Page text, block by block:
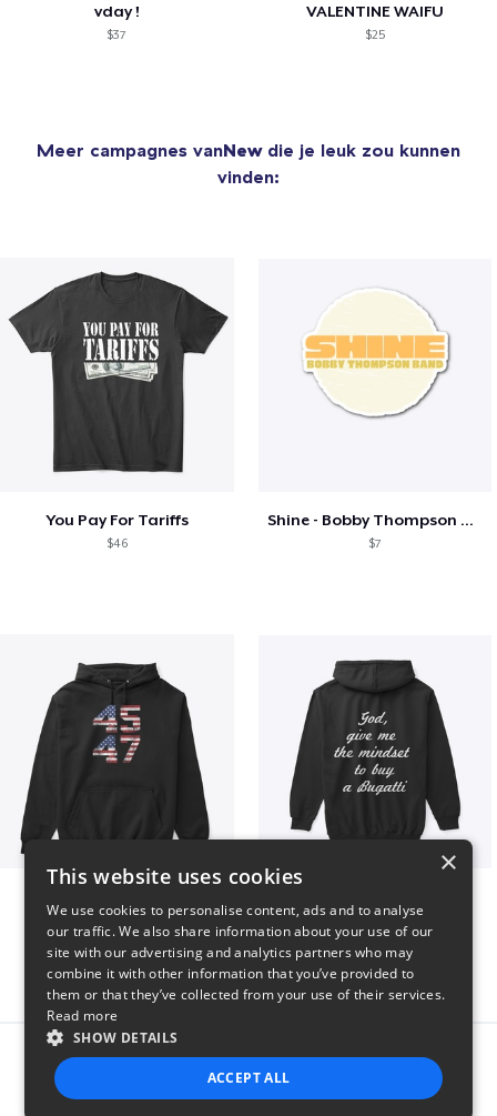
vday !
$37
VALENTINE WAIFU
$25
Meer campagnes vanNewdie je leuk zou kunnen
vinden:
You Pay For Tariffs
$46
Shine - Bobby Thompson Band Merch
$7
Report this product
×
This website uses cookies
We use cookies to personalise content, ads and to analyse
our traffic. We also share information about your use of our
site with our advertising and analytics partners who may
combine it with other information that you’ve provided to
them or that they’ve collected from your use of their services.
Read more
SHOW DETAILS
ACCEPT ALL